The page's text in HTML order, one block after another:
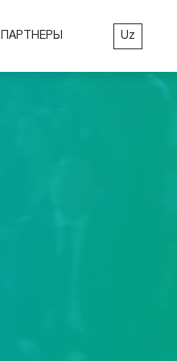
ПАРТНЕРЫ Uz